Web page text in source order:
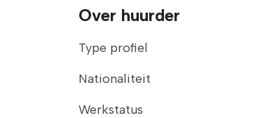
Over huurder
Type profiel
Nationaliteit
Werkstatus